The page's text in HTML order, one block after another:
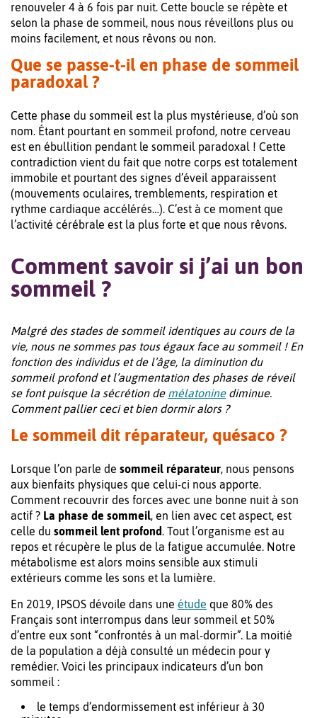
renouveler 4 à 6 fois par nuit. Cette boucle se répète et
selon la phase de sommeil, nous nous réveillons plus ou
moins facilement, et nous rêvons ou non.
Que se passe-t-il en phase de sommeil
paradoxal ?
Cette phase du sommeil est la plus mystérieuse, d’où son
nom. Étant pourtant en sommeil profond, notre cerveau
est en ébullition pendant le sommeil paradoxal ! Cette
contradiction vient du fait que notre corps est totalement
immobile et pourtant des signes d’éveil apparaissent
(mouvements oculaires, tremblements, respiration et
rythme cardiaque accélérés…). C’est à ce moment que
l’activité cérébrale est la plus forte et que nous rêvons.
Comment savoir si j’ai un bon
sommeil ?
Malgré des stades de sommeil identiques au cours de la
vie, nous ne sommes pas tous égaux face au sommeil ! En
fonction des individus et de l’âge, la diminution du
sommeil profond et l’augmentation des phases de réveil
se font puisque la sécrétion de mélatoninediminue.
Comment pallier ceci et bien dormir alors ?
Le sommeil dit réparateur, quésaco ?
Lorsque l’on parle de sommeil réparateur, nous pensons
aux bienfaits physiques que celui-ci nous apporte.
Comment recouvrir des forces avec une bonne nuit à son
actif ? La phase de sommeil, en lien avec cet aspect, est
celle du sommeil lent profond. Tout l’organisme est au
repos et récupère le plus de la fatigue accumulée. Notre
métabolisme est alors moins sensible aux stimuli
extérieurs comme les sons et la lumière.
En 2019, IPSOS dévoile dans une étude que 80% des
Français sont interrompus dans leur sommeil et 50%
d’entre eux sont “confrontés à un mal-dormir”. La moitié
de la population a déjà consulté un médecin pour y
remédier. Voici les principaux indicateurs d’un bon
sommeil :
le temps d’endormissement est inférieur à 30